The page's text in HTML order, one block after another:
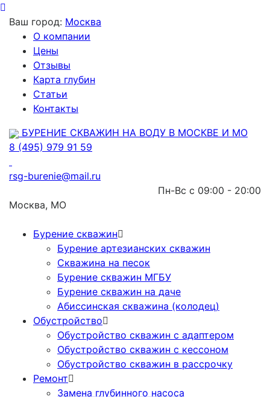
Ваш город: Москва
О компании
Цены
Отзывы
Карта глубин
Статьи
Контакты
БУРЕНИЕ СКВАЖИН НА ВОДУ В МОСКВЕ И МО
8 (495) 979 91 59
rsg-burenie@mail.ru
Пн-Вс с 09:00 - 20:00
Москва, МО
Бурение скважин
Бурение артезианских скважин
Скважина на песок
Бурение скважин МГБУ
Бурение скважин на даче
Абиссинская скважина (колодец)
Обустройство
Обустройство скважин с адаптером
Обустройство скважин с кессоном
Обустройство скважин в рассрочку
Ремонт
Замена глубинного насоса